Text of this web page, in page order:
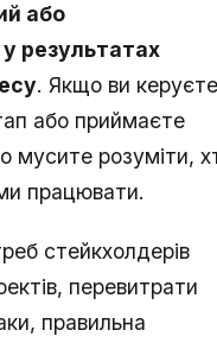
або
результатах
. Якщо ви керуєте
або приймаєте
мусите розуміти,
працювати.
стейкхолдерів
перевитрати
правильна